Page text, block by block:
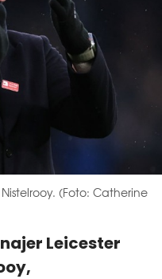
(Foto: Catherine
Leicester